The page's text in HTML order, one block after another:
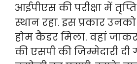
आईपीएस की परीक्षा में
स्थान रहा. इस प्रकार
होम कैडर मिला. वहां
की एसपी की जिम्मेदारी दी